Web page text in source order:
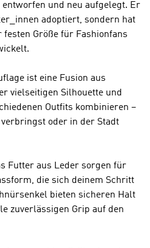
und neu aufgelegt. Er
adoptiert, sondern hat
Größe für Fashionfans
ist eine Fusion aus
vielseitigen Silhouette und
Outfits kombinieren –
oder in der Stadt
Futter aus Leder sorgen für
die sich deinem Schritt
bieten sicheren Halt
zuverlässigen Grip auf den